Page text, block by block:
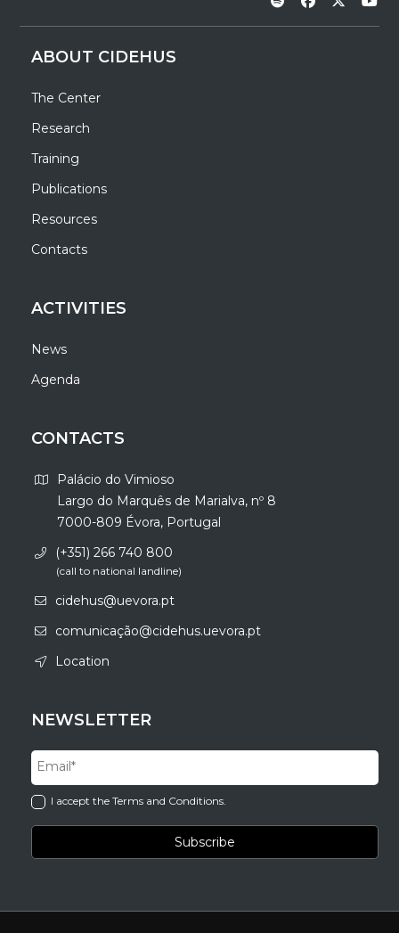
ABOUT CIDEHUS
The Center
Research
Training
Publications
Resources
Contacts
ACTIVITIES
News
Agenda
CONTACTS
Palácio do Vimioso
Largo do Marquês de Marialva, nº 8
7000-809 Évora, Portugal
(+351) 266 740 800
(call to national landline)
cidehus@uevora.pt
comunicação@cidehus.uevora.pt
Location
NEWSLETTER
I accept the Terms and Conditions.